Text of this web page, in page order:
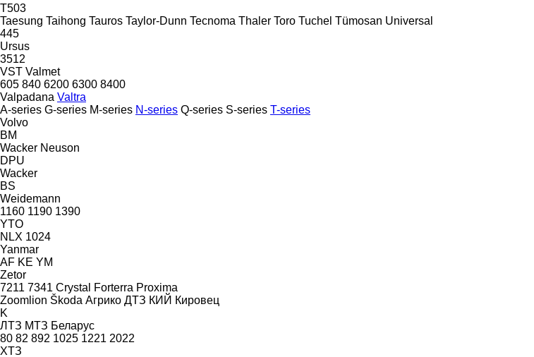
T503
Taesung Taihong Tauros Taylor-Dunn Tecnoma Thaler Toro Tuchel Tümosan Universal
445
Ursus
3512
VST Valmet
605 840 6200 6300 8400
Valpadana Valtra
A-series G-series M-series N-series Q-series S-series T-series
Volvo
BM
Wacker Neuson
DPU
Wacker
BS
Weidemann
1160 1190 1390
YTO
NLX 1024
Yanmar
AF KE YM
Zetor
7211 7341 Crystal Forterra Proxima
Zoomlion Škoda Агрико ДТЗ КИЙ Кировец
K
ЛТЗ МТЗ Беларус
80 82 892 1025 1221 2022
ХТЗ